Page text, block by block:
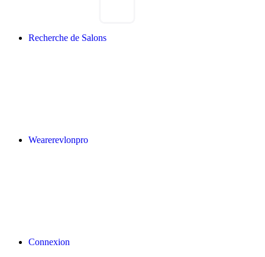
Recherche de Salons
Wearerevlonpro
Connexion